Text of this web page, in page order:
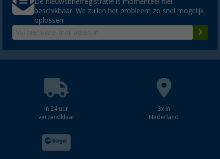
De nieuwsbriefregistratie is momenteel niet
beschikbaar. We zullen het probleem zo snel mogelijk
oplossen.
In 24 uur
verzendklaar
3x in
Nederland